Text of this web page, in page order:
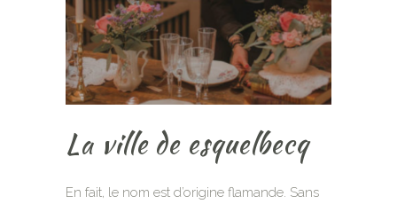
La ville de esquelbecq
En fait, le nom est d’origine flamande. Sans